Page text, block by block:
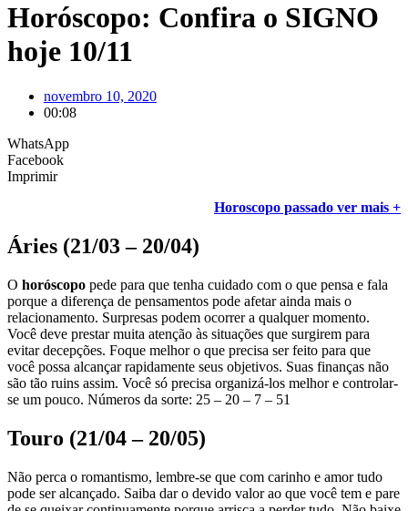
Horóscopo: Confira o SIGNO
hoje 10/11
novembro 10, 2020
00:08
WhatsApp
Facebook
Imprimir
Horoscopo passado ver mais +
Áries (21/03 – 20/04)
O horóscopo pede para que tenha cuidado com o que pensa e fala
porque a diferença de pensamentos pode afetar ainda mais o
relacionamento. Surpresas podem ocorrer a qualquer momento.
Você deve prestar muita atenção às situações que surgirem para
evitar decepções. Foque melhor o que precisa ser feito para que
você possa alcançar rapidamente seus objetivos. Suas finanças não
são tão ruins assim. Você só precisa organizá-los melhor e controlar-
se um pouco. Números da sorte: 25 – 20 – 7 – 51
Touro (21/04 – 20/05)
Não perca o romantismo, lembre-se que com carinho e amor tudo
pode ser alcançado. Saiba dar o devido valor ao que você tem e pare